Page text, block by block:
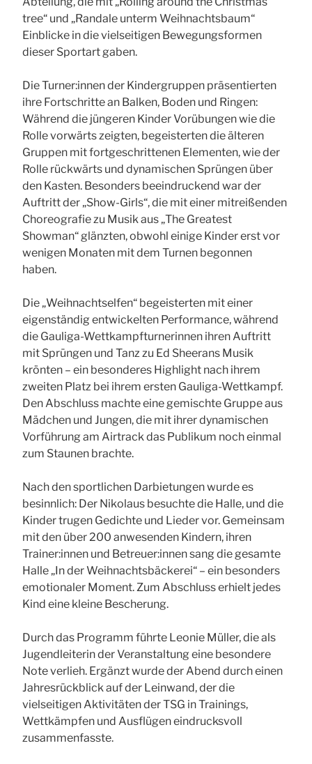
tree“ und „Randale unterm Weihnachtsbaum“
Einblicke in die vielseitigen Bewegungsformen
dieser Sportart gaben.
Die Turner:innen der Kindergruppen präsentierten
ihre Fortschritte an Balken, Boden und Ringen:
Während die jüngeren Kinder Vorübungen wie die
Rolle vorwärts zeigten, begeisterten die älteren
Gruppen mit fortgeschrittenen Elementen, wie der
Rolle rückwärts und dynamischen Sprüngen über
den Kasten. Besonders beeindruckend war der
Auftritt der „Show-Girls“, die mit einer mitreißenden
Choreografie zu Musik aus „The Greatest
Showman“ glänzten, obwohl einige Kinder erst vor
wenigen Monaten mit dem Turnen begonnen
haben.
Die „Weihnachtselfen“ begeisterten mit einer
eigenständig entwickelten Performance, während
die Gauliga-Wettkampfturnerinnen ihren Auftritt
mit Sprüngen und Tanz zu Ed Sheerans Musik
krönten – ein besonderes Highlight nach ihrem
zweiten Platz bei ihrem ersten Gauliga-Wettkampf.
Den Abschluss machte eine gemischte Gruppe aus
Mädchen und Jungen, die mit ihrer dynamischen
Vorführung am Airtrack das Publikum noch einmal
zum Staunen brachte.
Nach den sportlichen Darbietungen wurde es
besinnlich: Der Nikolaus besuchte die Halle, und die
Kinder trugen Gedichte und Lieder vor. Gemeinsam
mit den über 200 anwesenden Kindern, ihren
Trainer:innen und Betreuer:innen sang die gesamte
Halle „In der Weihnachtsbäckerei“ – ein besonders
emotionaler Moment. Zum Abschluss erhielt jedes
Kind eine kleine Bescherung.
Durch das Programm führte Leonie Müller, die als
Jugendleiterin der Veranstaltung eine besondere
Note verlieh. Ergänzt wurde der Abend durch einen
Jahresrückblick auf der Leinwand, der die
vielseitigen Aktivitäten der TSG in Trainings,
Wettkämpfen und Ausflügen eindrucksvoll
zusammenfasste.